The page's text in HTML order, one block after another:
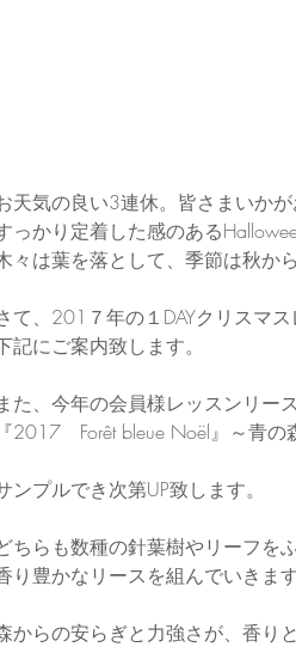
天気の良い3連休。皆さまいかが
っかり定着した感のある
々は葉を落として、季節は秋から
て、201７年の１DAYクリスマ
記にご案内致します。
た、今年の会員様レッスンリー
『2017　Forêt bleue Noël』～青の
ンプルでき次第UP致します。
ちらも数種の針葉樹やリーフを
り豊かなリースを組んでいきます
からの安らぎと力強さが、香り